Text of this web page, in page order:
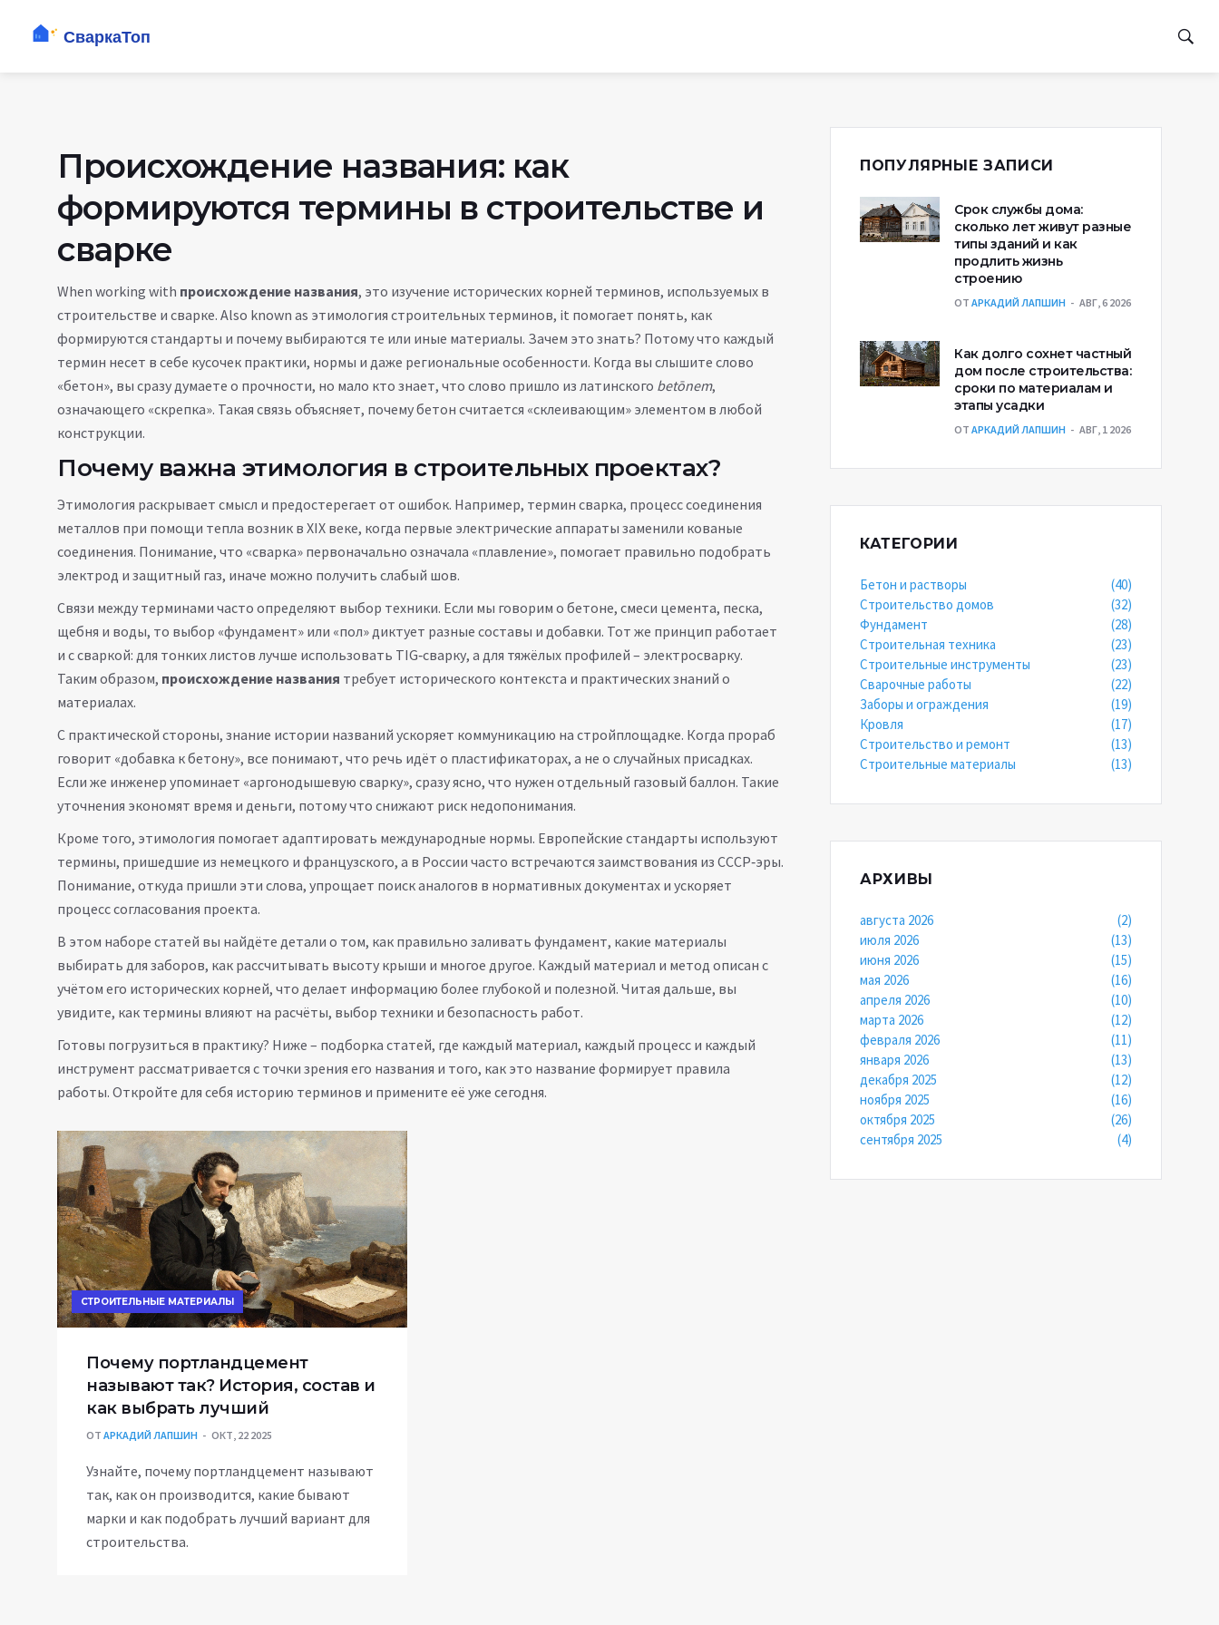
Происхождение названия: как
формируются термины в строительстве и
сварке
When working with происхождение названия, это изучение исторических корней терминов, используемых в
строительстве и сварке. Also known as этимология строительных терминов, it помогает понять, как
формируются стандарты и почему выбираются те или иные материалы. Зачем это знать? Потому что каждый
термин несет в себе кусочек практики, нормы и даже региональные особенности. Когда вы слышите слово
«бетон», вы сразу думаете о прочности, но мало кто знает, что слово пришло из латинского betōnem,
означающего «скрепка». Такая связь объясняет, почему бетон считается «склеивающим» элементом в любой
конструкции.
Почему важна этимология в строительных проектах?
Этимология раскрывает смысл и предостерегает от ошибок. Например, термин сварка, процесс соединения
металлов при помощи тепла возник в XIX веке, когда первые электрические аппараты заменили кованые
соединения. Понимание, что «сварка» первоначально означала «плавление», помогает правильно подобрать
электрод и защитный газ, иначе можно получить слабый шов.
Связи между терминами часто определяют выбор техники. Если мы говорим о бетоне, смеси цемента, песка,
щебня и воды, то выбор «фундамент» или «пол» диктует разные составы и добавки. Тот же принцип работает
и ссваркой: для тонких листов лучше использовать TIG‑сварку, а для тяжёлых профилей – электросварку.
Таким образом, происхождение названия требует исторического контекста и практических знаний о
материалах.
С практической стороны, знание истории названий ускоряет коммуникацию на стройплощадке. Когда прораб
говорит «добавка к бетону», все понимают, что речь идёт о пластификаторах, а не о случайных присадках.
Если же инженер упоминает «аргонодышевую сварку», сразу ясно, что нужен отдельный газовый баллон. Такие
уточнения экономят время и деньги, потому что снижают риск недопонимания.
Кроме того, этимология помогает адаптировать международные нормы. Европейские стандарты используют
термины, пришедшие из немецкого и французского, а в России часто встречаются заимствования из СССР‑эры.
Понимание, откуда пришли эти слова, упрощает поиск аналогов в нормативных документах и ускоряет
процесс согласования проекта.
В этом наборе статей вы найдёте детали о том, как правильно заливать фундамент, какие материалы
выбирать для заборов, как рассчитывать высоту крыши и многое другое. Каждый материал и метод описан с
учётом его исторических корней, что делает информацию более глубокой и полезной. Читая дальше, вы
увидите, как термины влияют на расчёты, выбор техники и безопасность работ.
Готовы погрузиться в практику? Ниже – подборка статей, где каждый материал, каждый процесс и каждый
инструмент рассматривается с точки зрения его названия и того, как это название формирует правила
работы. Откройте для себя историю терминов и примените её уже сегодня.
СТРОИТЕЛЬНЫЕ МАТЕРИАЛЫ
Почему портландцемент
называют так? История, состав и
как выбрать лучший
ОТ АРКАДИЙ ЛАПШИН ОКТ, 22 2025
Узнайте, почему портландцемент называют
так, как он производится, какие бывают
марки и как подобрать лучший вариант для
строительства.
ПОПУЛЯРНЫЕ ЗАПИСИ
Срок службы дома:
сколько лет живут разные
типы зданий и как
продлить жизнь
строению
ОТ АРКАДИЙ ЛАПШИН АВГ, 6 2026
Как долго сохнет частный
дом после строительства:
сроки по материалам и
этапы усадки
ОТ АРКАДИЙ ЛАПШИН АВГ, 1 2026
КАТЕГОРИИ
Бетон и растворы
(40)
Строительство домов
(32)
Фундамент
(28)
Строительная техника
(23)
Строительные инструменты
(23)
Сварочные работы
(22)
Заборы и ограждения
(19)
Кровля
(17)
Строительство и ремонт
(13)
Строительные материалы
(13)
АРХИВЫ
августа 2026
(2)
июля 2026
(13)
июня 2026
(15)
мая 2026
(16)
апреля 2026
(10)
марта 2026
(12)
февраля 2026
(11)
января 2026
(13)
декабря 2025
(12)
ноября 2025
(16)
октября 2025
(26)
сентября 2025
(4)